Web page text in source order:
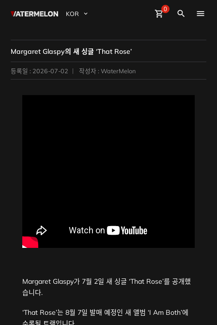
shopping_cart0
close
Watermelon Sign Up
BuyBeats
SellBeats
search
Margaret Glaspy의 새 싱글 ‘That Rose’
등록일 : 2026-07-02 작성자 : WaterMelon
Margaret Glaspy가 7월 2일 새 싱글 ‘That Rose’를 공개했
습니다.
‘That Rose’는 8월 7일 발매 예정인 새 앨범 ‘I Am Both’에